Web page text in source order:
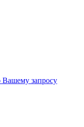
Вашему запросу